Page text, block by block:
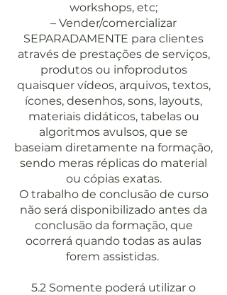
workshops, etc;
– Vender/comercializar
SEPARADAMENTE para clientes
através de prestações de serviços,
produtos ou infoprodutos
quaisquer vídeos, arquivos, textos,
ícones, desenhos, sons, layouts,
materiais didáticos, tabelas ou
algoritmos avulsos, que se
baseiam diretamente na formação,
sendo meras réplicas do material
ou cópias exatas.
O trabalho de conclusão de curso
não será disponibilizado antes da
conclusão da formação, que
ocorrerá quando todas as aulas
forem assistidas.
5.2 Somente poderá utilizar o